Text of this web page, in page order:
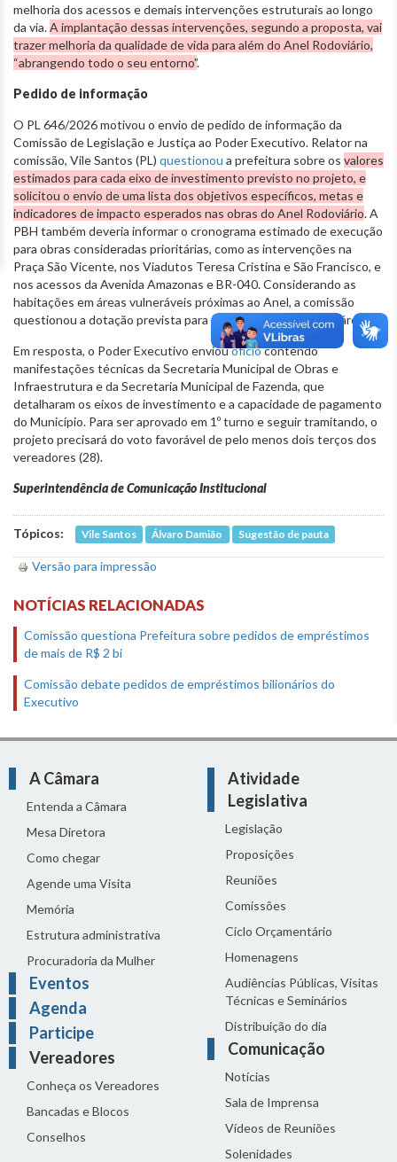
melhoria dos acessos e demais intervenções estruturais ao longo
da via.A implantação dessas intervenções, segundo a proposta, vai
trazer melhoria da qualidade de vida para além do Anel Rodoviário,
“abrangendo todo o seu entorno”.
Pedido de informação
O PL 646/2026 motivou o envio de pedido de informação da
Comissão de Legislação e Justiça ao Poder Executivo. Relator na
comissão, Vile Santos (PL) questionou a prefeitura sobre os valores
estimados para cada eixo de investimento previsto no projeto, e
solicitou o envio de uma lista dos objetivos específicos, metas e
indicadores de impacto esperados nas obras do Anel Rodoviário. A
PBH também deveria informar o cronograma estimado de execução
para obras consideradas prioritárias, como as intervenções na
Praça São Vicente, nos Viadutos Teresa Cristina e São Francisco, e
nos acessos da Avenida Amazonas e BR-040. Considerando as
habitações em áreas vulneráveis próximas ao Anel, a comissão
questionou a dotação prevista para a requalificação dessas áreas.
Em resposta, o Poder Executivo enviouofíciocontendo
manifestações técnicas da Secretaria Municipal de Obras e
Infraestrutura e da Secretaria Municipal de Fazenda, que
detalharam os eixos de investimento e a capacidade de pagamento
do Município. Para ser aprovado em 1º turno e seguir tramitando, o
projeto precisará do voto favorável de pelo menos dois terços dos
vereadores (28).
Superintendência de Comunicação Institucional
Tópicos: Vile Santos Álvaro Damião Sugestão de pauta
Versão para impressão
NOTÍCIAS RELACIONADAS
Comissão questiona Prefeitura sobre pedidos de empréstimos
de mais de R$ 2 bi
Comissão debate pedidos de empréstimos bilionários do
Executivo
A Câmara
Entenda a Câmara
Mesa Diretora
Como chegar
Agende uma Visita
Memória
Estrutura administrativa
Procuradoria da Mulher
Eventos
Agenda
Participe
Vereadores
Conheça os Vereadores
Bancadas e Blocos
Conselhos
Atividade
Legislativa
Legislação
Proposições
Reuniões
Comissões
Ciclo Orçamentário
Homenagens
Audiências Públicas, Visitas
Técnicas e Seminários
Distribuição do dia
Comunicação
Notícias
Sala de Imprensa
Vídeos de Reuniões
Solenidades